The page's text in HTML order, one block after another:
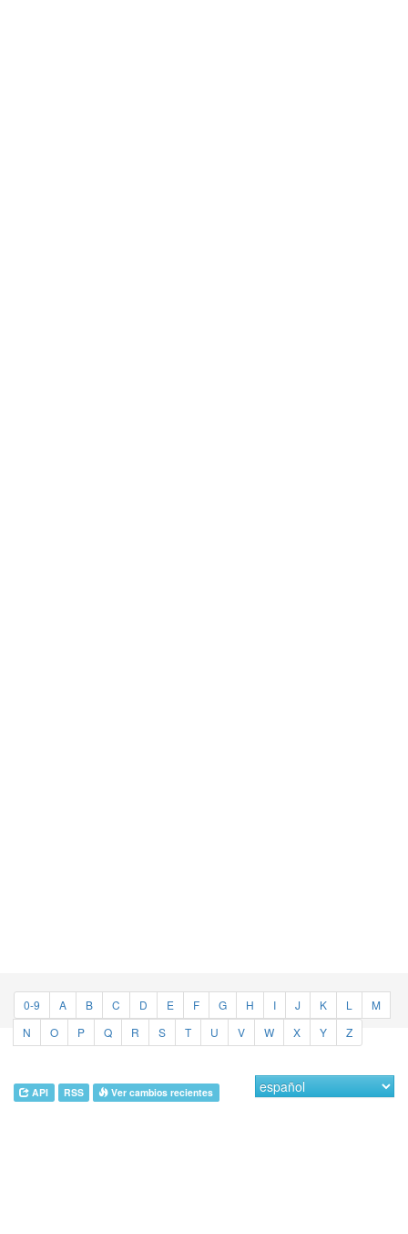
0-9 A B C D E F G H I J K L
M
N
O P Q R S T U V W X Y Z
API RSS Ver cambios recientes